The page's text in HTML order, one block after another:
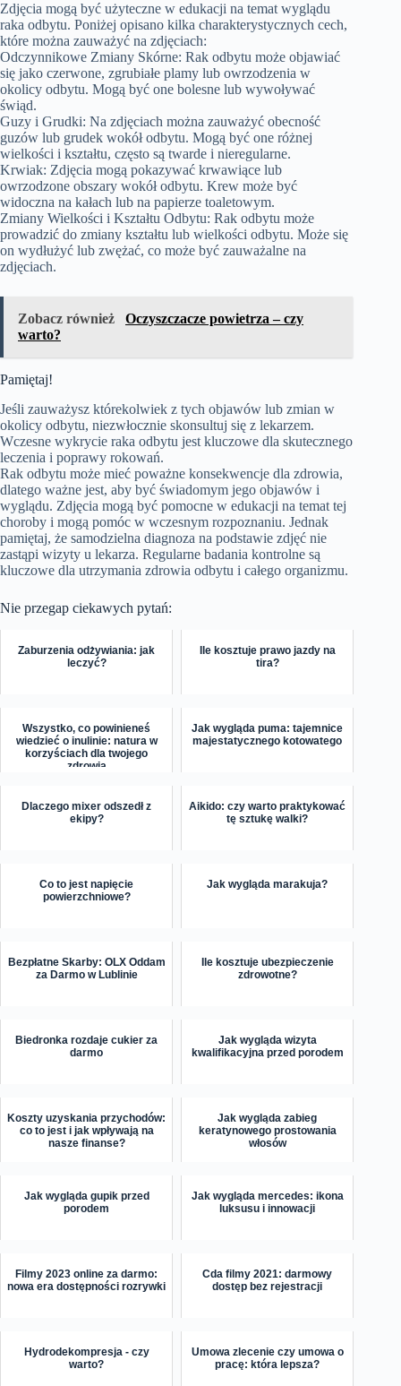
Zdjęcia mogą być użyteczne w edukacji na temat wyglądu
raka odbytu. Poniżej opisano kilka charakterystycznych cech,
które można zauważyć na zdjęciach:
Odczynnikowe Zmiany Skórne: Rak odbytu może objawiać
się jako czerwone, zgrubiałe plamy lub owrzodzenia w
okolicy odbytu. Mogą być one bolesne lub wywoływać
świąd.
Guzy i Grudki: Na zdjęciach można zauważyć obecność
guzów lub grudek wokół odbytu. Mogą być one różnej
wielkości i kształtu, często są twarde i nieregularne.
Krwiak: Zdjęcia mogą pokazywać krwawiące lub
owrzodzone obszary wokół odbytu. Krew może być
widoczna na kałach lub na papierze toaletowym.
Zmiany Wielkości i Kształtu Odbytu: Rak odbytu może
prowadzić do zmiany kształtu lub wielkości odbytu. Może się
on wydłużyć lub zwężać, co może być zauważalne na
zdjęciach.
Zobacz również
Oczyszczacze powietrza – czy
warto?
Pamiętaj!
Jeśli zauważysz którekolwiek z tych objawów lub zmian w
okolicy odbytu, niezwłocznie skonsultuj się z lekarzem.
Wczesne wykrycie raka odbytu jest kluczowe dla skutecznego
leczenia i poprawy rokowań.
Rak odbytu może mieć poważne konsekwencje dla zdrowia,
dlatego ważne jest, aby być świadomym jego objawów i
wyglądu. Zdjęcia mogą być pomocne w edukacji na temat tej
choroby i mogą pomóc w wczesnym rozpoznaniu. Jednak
pamiętaj, że samodzielna diagnoza na podstawie zdjęć nie
zastąpi wizyty u lekarza. Regularne badania kontrolne są
kluczowe dla utrzymania zdrowia odbytu i całego organizmu.
Nie przegap ciekawych pytań:
Zaburzenia odżywiania: jak
leczyć?
Ile kosztuje prawo jazdy na
tira?
Wszystko, co powinieneś
wiedzieć o inulinie: natura w
korzyściach dla twojego
zdrowia
Jak wygląda puma: tajemnice
majestatycznego kotowatego
Dlaczego mixer odszedł z
ekipy?
Aikido: czy warto praktykować
tę sztukę walki?
Co to jest napięcie
powierzchniowe?
Jak wygląda marakuja?
Bezpłatne Skarby: OLX Oddam
za Darmo w Lublinie
Ile kosztuje ubezpieczenie
zdrowotne?
Biedronka rozdaje cukier za
darmo
Jak wygląda wizyta
kwalifikacyjna przed porodem
Koszty uzyskania przychodów:
co to jest i jak wpływają na
nasze finanse?
Jak wygląda zabieg
keratynowego prostowania
włosów
Jak wygląda gupik przed
porodem
Jak wygląda mercedes: ikona
luksusu i innowacji
Filmy 2023 online za darmo:
nowa era dostępności rozrywki
Cda filmy 2021: darmowy
dostęp bez rejestracji
Hydrodekompresja - czy
warto?
Umowa zlecenie czy umowa o
pracę: która lepsza?